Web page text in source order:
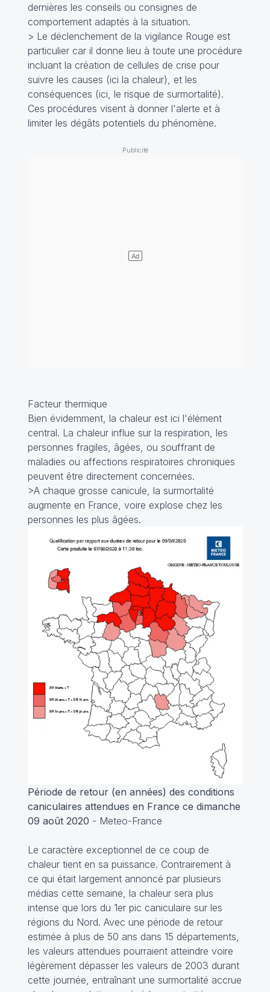
dernières les conseils ou consignes de
comportement adaptés à la situation.
> Le déclenchement de la vigilance Rouge est
particulier car il donne lieu à toute une procédure
incluant la création de cellules de crise pour
suivre les causes (ici la chaleur), et les
conséquences (ici, le risque de surmortalité).
Ces procédures visent à donner l'alerte et à
limiter les dégâts potentiels du phénomène.
Facteur thermique
Bien évidemment, la chaleur est ici l'élément
central. La chaleur influe sur la respiration, les
personnes fragiles, âgées, ou souffrant de
maladies ou affections respiratoires chroniques
peuvent être directement concernées.
>A chaque grosse canicule, la surmortalité
augmente en France, voire explose chez les
personnes les plus âgées.
Période de retour (en années) des conditions
caniculaires attendues en France ce dimanche
09 août 2020 - Meteo-France
Le caractère exceptionnel de ce coup de
chaleur tient en sa puissance. Contrairement à
ce qui était largement annoncé par plusieurs
médias cette semaine, la chaleur sera plus
intense que lors du 1er pic caniculaire sur les
régions du Nord. Avec une période de retour
estimée à plus de 50 ans dans 15 départements,
les valeurs attendues pourraient atteindre voire
légèrement dépasser les valeurs de 2003 durant
cette journée, entraînant une surmortalité accrue